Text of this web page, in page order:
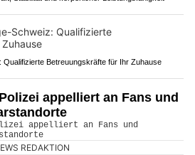
Qualifizierte Betreuungskräfte für Ihr Zuhause
appelliert an Fans und
REDAKTION